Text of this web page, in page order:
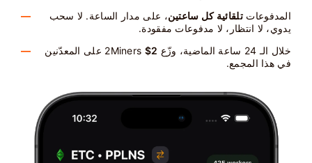
المدفوعات تلقائية كل ساعتين، على مدار الساعة. لا سحب
يدوي، لا انتظار، لا مدفوعات مفقودة.
خلال الـ 24 ساعة الماضية، وزّع 2Miners
$2
على المعدّنين
في هذا المجمع.